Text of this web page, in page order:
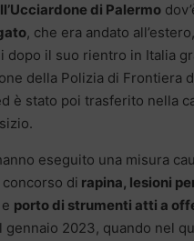
di Palermo
, che era andato
dopo il suo rientro in Italia
della Polizia di Frontiera
è stato poi trasferito nella
eseguito una misura
di rapina, lesioni
e porto di strumenti atti a
gennaio 2023, quando nel